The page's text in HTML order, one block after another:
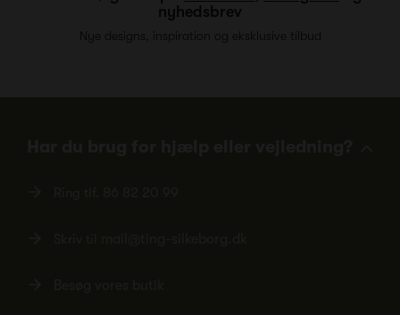
nyhedsbrev
Nye designs, inspiration og eksklusive tilbud